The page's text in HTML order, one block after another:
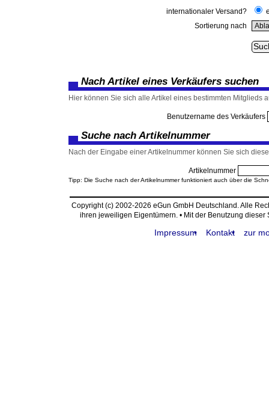
internationaler Versand?
Sortierung nach
Nach Artikel eines Verkäufers suchen
Hier können Sie sich alle Artikel eines bestimmten Mitglieds
Benutzername des Verkäufers
Suche nach Artikelnummer
Nach der Eingabe einer Artikelnummer können Sie sich
Artikelnummer
Tipp: Die Suche nach der Artikelnummer funktioniert auch über die
Copyright (c) 2002-2026 eGun GmbH Deutschland. Alle
ihren jeweiligen Eigentümern. • Mit der Benutzung
Impressum Kontakt zur